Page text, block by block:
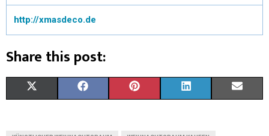
http://xmasdeco.de
Share this post: